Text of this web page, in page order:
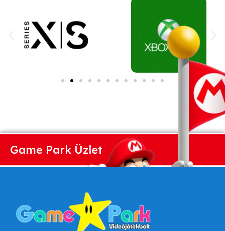
Game Park Üzlet